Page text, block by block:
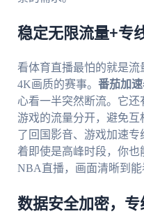
稳定无限流量+专
看体育直播最怕的就是
4K画质的赛事。 番茄加
心看一半突然断流。它
游戏的流量分开，避免
了回国影音、游戏加速
着即使是高峰时段，你
NBA直播，画面清晰到能
数据安全加密，